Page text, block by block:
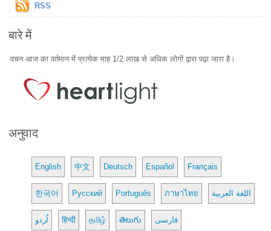
RSS
बारे में
वचन आज का वर्तमान में प्रत्येक माह 1/2 लाख से अधिक लोगों द्वारा पढ़ा जारा है।
अनुवाद
English 中文 Deutsch Español Français
한국어 Русский Português ภาษาไทย اللغة العربية
اُردو हिन्दी தமிழ் తెలుగు فارسی